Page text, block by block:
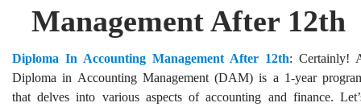
Management After 12th
Diploma In Accounting Management After 12th: Certainly!
Diploma in Accounting Management (DAM) is a 1-year
that delves into various aspects of accounting and finance.